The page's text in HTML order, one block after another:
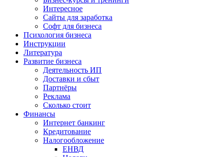
Интересное
Сайты для заработка
Софт для бизнеса
Психология бизнеса
Инструкции
Литература
Развитие бизнеса
Деятельность ИП
Доставки и сбыт
Партнёры
Реклама
Сколько стоит
Финансы
Интернет банкинг
Кредитование
Налогообложение
ЕНВД